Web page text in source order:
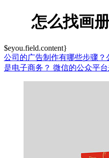
怎么找画
$eyou.field.content}
公司的广告制作有哪些步骤？
是电子商务？ 微信的公众平